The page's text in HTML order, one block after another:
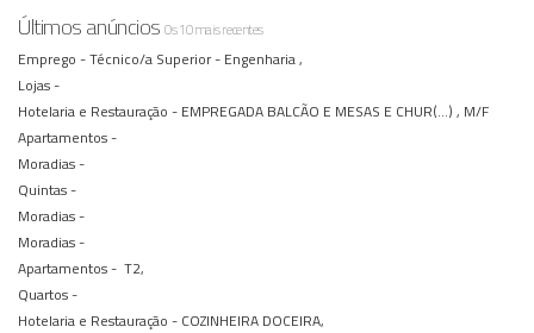
Últimos anúnciosOs 10 mais recentes
Emprego -Técnico/a Superior - Engenharia ,
Lojas -
Hotelaria e Restauração - EMPREGADA BALCÃO E MESAS E CHUR(...) , M/F
Apartamentos -
Moradias -
Quintas -
Moradias -
Moradias -
Apartamentos - T2,
Quartos -
Hotelaria e Restauração - COZINHEIRA DOCEIRA,